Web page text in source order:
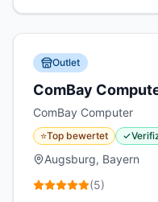
Outlet
ComBay
ComBay Computer
⭐Top bewertet ✓
Augsburg, Bayern
(5)